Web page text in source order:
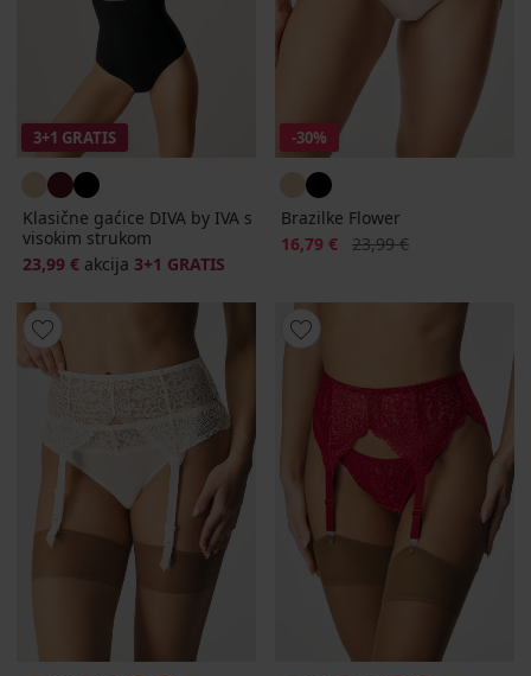
3+1 GRATIS
Klasične gaćice DIVA by IVA s
visokim strukom
23,99 € akcija 3+1 GRATIS
-30%
Brazilke Flower
Popust
16,79 € Prvobitna cijena
23,99 €